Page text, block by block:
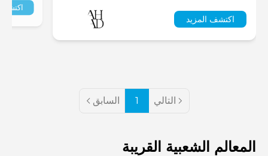
اكتشف المزيد
اكتشف
السابق 1 التالي
المعالم الشعبية القريبة